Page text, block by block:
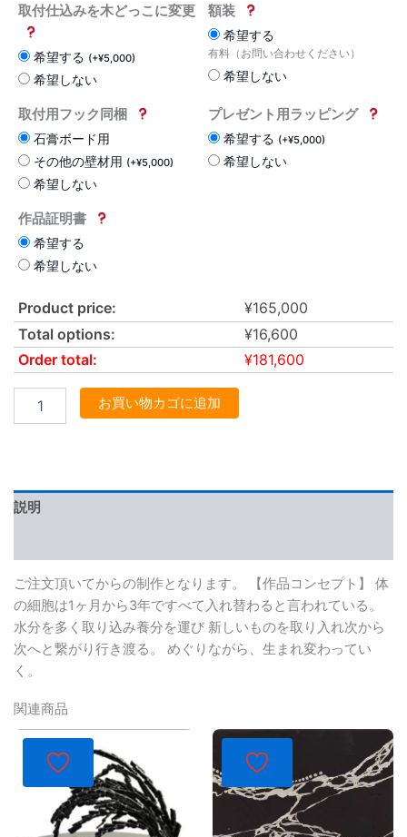
取付仕込みを木どっこに変更
希望する (+¥5,000)
希望しない
額装
希望する
有料（お問い合わせください）
希望しない
取付用フック同梱
石膏ボード用
その他の壁材用 (+¥5,000)
希望しない
プレゼント用ラッピング
希望する (+¥5,000)
希望しない
作品証明書
希望する
希望しない
Product price: ¥165,000
Total options:
¥16,600
Order total:
¥181,600
お買い物カゴに追加
説明
ご注文頂いてからの制作となります。 【作品コンセプト】 体
の細胞は1ヶ月から3年ですべて入れ替わると言われている。
水分を多く取り込み養分を運び 新しいものを取り入れ次から
次へと繋がり行き渡る。 めぐりながら、生まれ変わってい
く。
関連商品